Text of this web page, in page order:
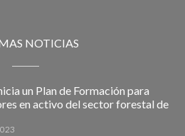
NOTICIAS
un Plan de Formación para
en activo del sector forestal de